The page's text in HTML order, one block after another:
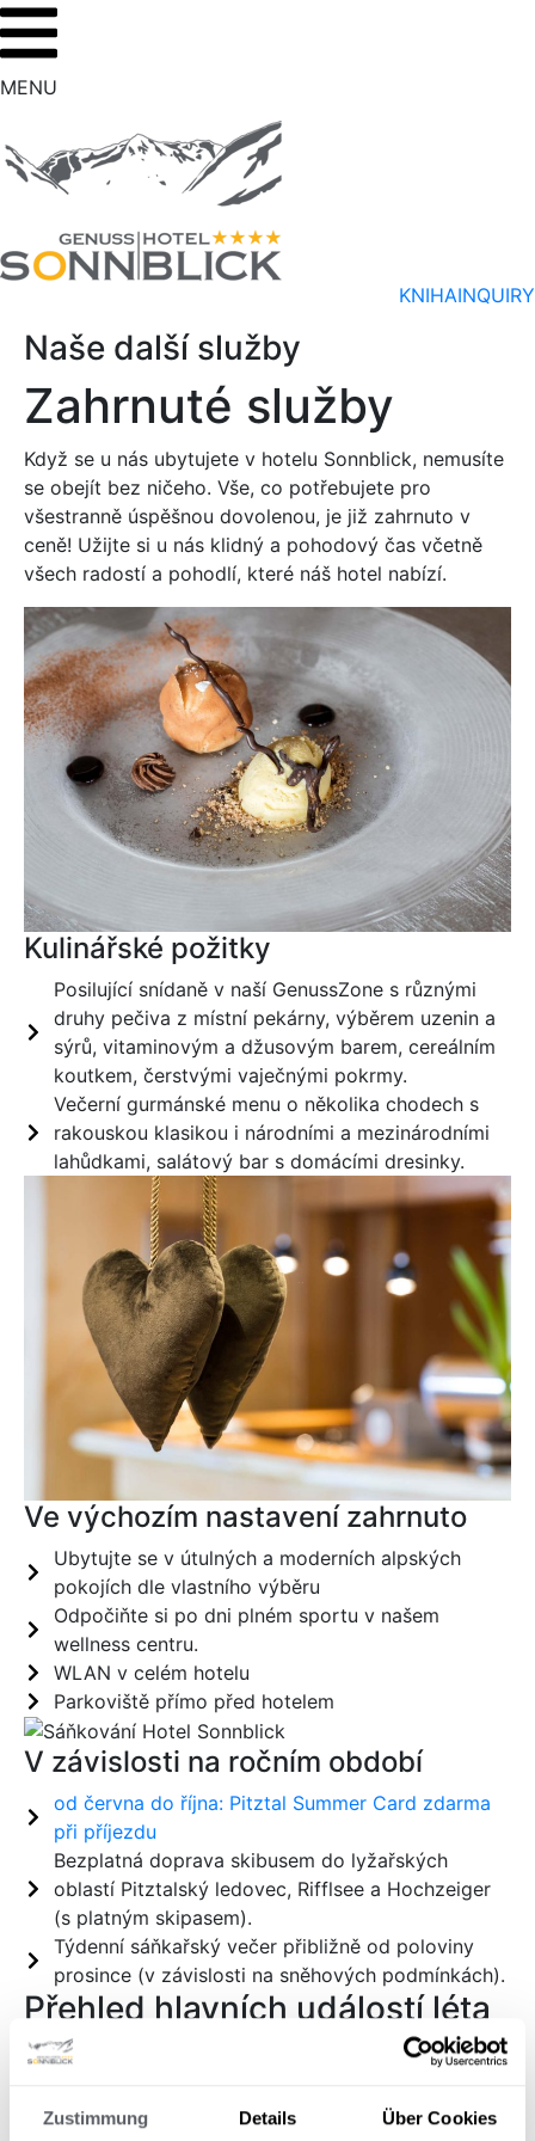
Zustimmung Details Über Cookies
MENU
KNIHAINQUIRY
Naše další služby
Zahrnuté služby
Když se u nás ubytujete v hotelu Sonnblick, nemusíte
se obejít bez ničeho. Vše, co potřebujete pro
všestranně úspěšnou dovolenou, je již zahrnuto v
ceně! Užijte si u nás klidný a pohodový čas včetně
všech radostí a pohodlí, které náš hotel nabízí.
Kulinářské požitky
Posilující snídaně v naší GenussZone s různými
druhy pečiva z místní pekárny, výběrem uzenin a
sýrů, vitaminovým a džusovým barem, cereálním
koutkem, čerstvými vaječnými pokrmy.
Večerní gurmánské menu o několika chodech s
rakouskou klasikou i národními a mezinárodními
lahůdkami, salátový bar s domácími dresinky.
Ve výchozím nastavení zahrnuto
Ubytujte se v útulných a moderních alpských
pokojích dle vlastního výběru
Odpočiňte si po dni plném sportu v našem
wellness centru.
WLAN v celém hotelu
Parkoviště přímo před hotelem
V závislosti na ročním období
od června do října: Pitztal Summer Card zdarma
při příjezdu
Bezplatná doprava skibusem do lyžařských
oblastí Pitztalský ledovec, Rifflsee a Hochzeiger
(s platným skipasem).
Týdenní sáňkařský večer přibližně od poloviny
prosince (v závislosti na sněhových podmínkách).
Přehled hlavních událostí léta
PRIVÁTNÍ LÁZNĚ: Rezervujte si naše wellness
dvě osoby) včetně 1 láhve domácího prosecca a